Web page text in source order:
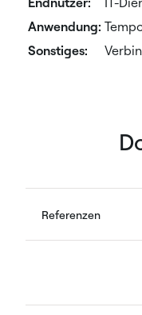
Anwendung:
Sonstiges:
Referenzen